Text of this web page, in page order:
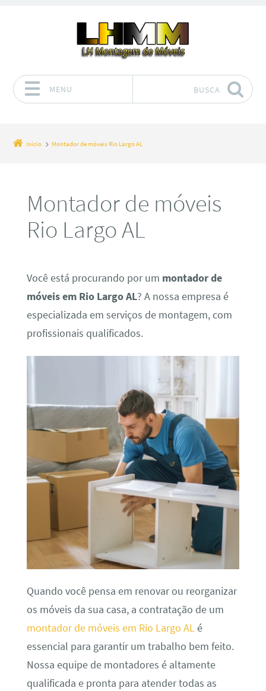
MENU BUSCA
Início Montador de móveis Rio Largo AL
Montador de móveis
Rio Largo AL
Você está procurando por um montador de
móveis em Rio Largo AL? A nossa empresa é
especializada em serviços de montagem, com
profissionais qualificados.
Quando você pensa em renovar ou reorganizar
os móveis da sua casa, a contratação de um
montador de móveis em Rio Largo ALé
essencial para garantir um trabalho bem feito.
Nossa equipe de montadores é altamente
qualificada e pronta para atender todas as